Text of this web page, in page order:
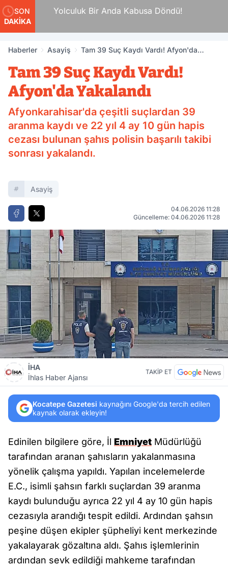
SON
DAKİKA
Yolculuk Bir Anda Kabusa Döndü!
Haberler Asayiş
Tam 39 Suç Kaydı Vardı! Afyon'da
Tam 39 Suç Kaydı Vardı!
Afyon'da Yakalandı
Afyonkarahisar'da çeşitli suçlardan 39
aranma kaydı ve 22 yıl 4 ay 10 gün hapis
cezası bulunan şahıs polisin başarılı takibi
sonrası yakalandı.
Asayiş
04.06.2026 11:28
Güncelleme: 04.06.2026 11:28
İHA
İhlas Haber Ajansı
TAKİP ET
Kocatepe Gazetesi kaynağını Google'da tercih edilen
kaynak olarak ekleyin!
Edinilen bilgilere göre, İl Emniyet Müdürlüğü
tarafından aranan şahısların yakalanmasına
yönelik çalışma yapıldı. Yapılan incelemelerde
E.C., isimli şahsın farklı suçlardan 39 aranma
kaydı bulunduğu ayrıca 22 yıl 4 ay 10 gün hapis
cezasıyla arandığı tespit edildi. Ardından şahsın
peşine düşen ekipler şüpheliyi kent merkezinde
yakalayarak gözaltına aldı. Şahıs işlemlerinin
ardından sevk edildiği mahkeme tarafından